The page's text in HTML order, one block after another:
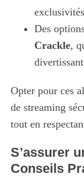
Des
Crackle,
Opter pour ces
de streaming
tout en
S’assurer
Conseils